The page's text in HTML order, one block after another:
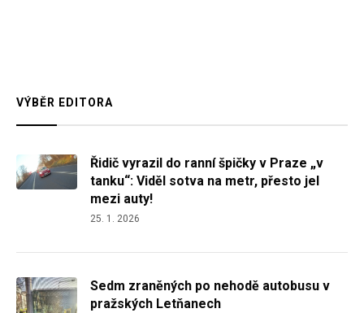
VÝBĚR EDITORA
Řidič vyrazil do ranní špičky v Praze „v
tanku“: Viděl sotva na metr, přesto jel
mezi auty!
25. 1. 2026
Sedm zraněných po nehodě autobusu v
pražských Letňanech